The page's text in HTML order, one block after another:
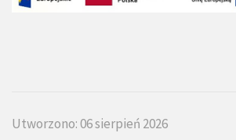
Utworzono: 06 sierpień 2026